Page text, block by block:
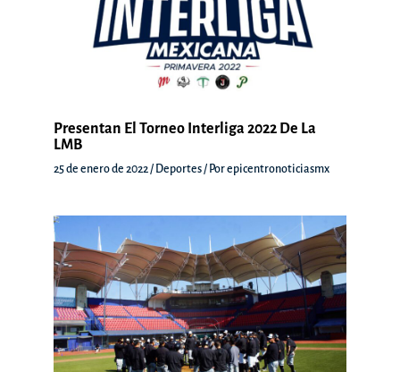
Presentan El Torneo Interliga 2022 De La
LMB
25 de enero de 2022/ Deportes/ Porepicentronoticiasmx